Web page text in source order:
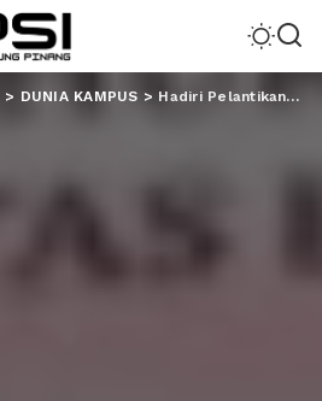
> DUNIA KAMPUS > Hadiri Pelantikan IKA FH Unila, Ini Harapan Gubernur